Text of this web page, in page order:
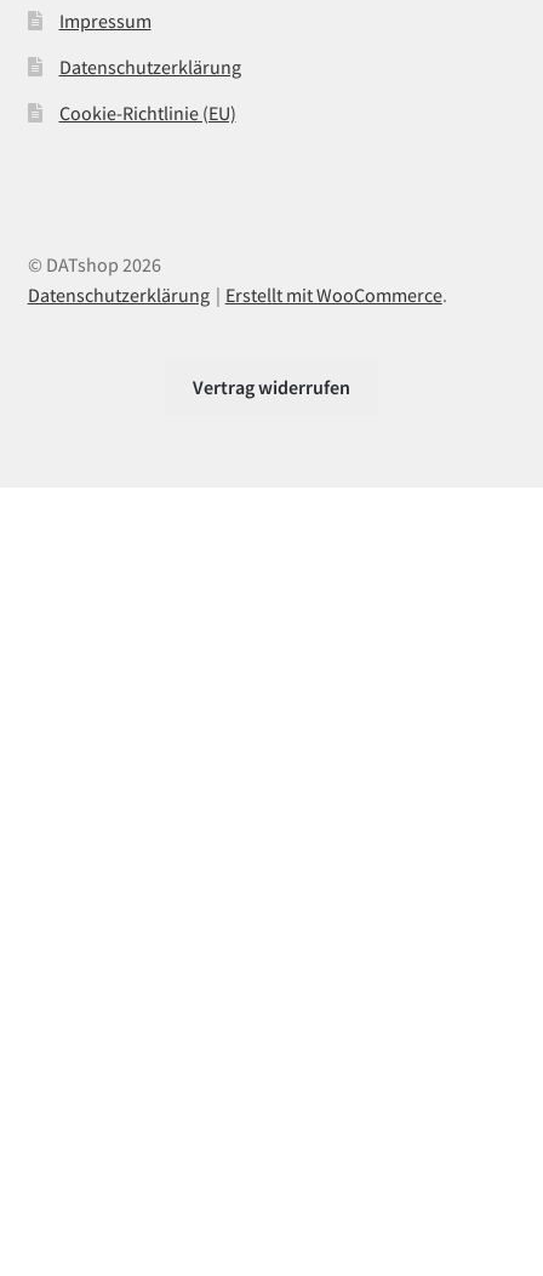
Impressum
Datenschutzerklärung
Cookie-Richtlinie (EU)
© DATshop 2026
Datenschutzerklärung
Erstellt mit WooCommerce.
Vertrag widerrufen